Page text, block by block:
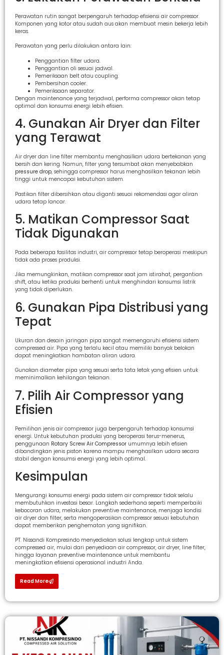
Perawatan rutin sangat berpengaruh terhadap efisiensi air compressor.
Komponen yang kotor atau sudah aus akan membuat mesin bekerja lebih
keras.
Perawatan yang perlu dilakukan antara lain:
Penggantian filter udara.
Penggantian oli sesuai jadwal.
Pemeriksaan belt atau coupling.
Pembersihan cooler.
Pemeriksaan separator.
Dengan maintenance yang terjadwal, performa compressor akan tetap
optimal dan konsumsi energi lebih efisien.
4. Gunakan Air Dryer dan Filter
yang Terawat
Air dryer dan line filter membantu menghasilkan udara bertekanan yang
bersih dan kering. Namun, filter yang tersumbat akan menyebabkan
pressure drop, sehingga compressor harus menghasilkan tekanan lebih
tinggi untuk mencapai kebutuhan sistem.
Pastikan filter dibersihkan atau diganti sesuai rekomendasi agar aliran
udara tetap lancar.
5. Matikan Compressor Saat
Tidak Digunakan
Pada beberapa fasilitas industri, air compressor tetap beroperasi meskipun
tidak ada proses produksi.
Jika memungkinkan, matikan compressor saat jam istirahat, pergantian
shift, atau ketika produksi berhenti untuk menghindari konsumsi listrik
yang tidak diperlukan.
6. Gunakan Pipa Distribusi yang
Tepat
Ukuran dan desain jaringan pipa sangat memengaruhi efisiensi sistem
compressed air. Pipa yang terlalu kecil atau memiliki banyak belokan
dapat meningkatkan hambatan aliran udara.
Gunakan diameter pipa yang sesuai serta tata letak yang efisien untuk
meminimalkan kehilangan tekanan.
7. Pilih Air Compressor yang
Efisien
Pemilihan jenis air compressor juga berpengaruh terhadap konsumsi
energi. Untuk kebutuhan produksi yang beroperasi terus-menerus,
penggunaan Rotary Screw Air Compressor umumnya lebih efisien
dibandingkan jenis piston karena mampu menghasilkan udara secara
stabil dengan konsumsi energi yang lebih optimal.
Kesimpulan
Mengurangi konsumsi energi pada sistem air compressor tidak selalu
membutuhkan investasi besar. Langkah sederhana seperti memperbaiki
kebocoran udara, melakukan preventive maintenance, menjaga kondisi
air dryer dan filter, serta mengoperasikan compressor sesuai kebutuhan
dapat memberikan penghematan yang signifikan.
PT. Nissandi Kompresindo menyediakan solusi lengkap untuk sistem
compressed air, mulai dari penyediaan air compressor, air dryer, line filter,
hingga layanan preventive maintenance untuk membantu
meningkatkan efisiensi operasional industri Anda.
Read More